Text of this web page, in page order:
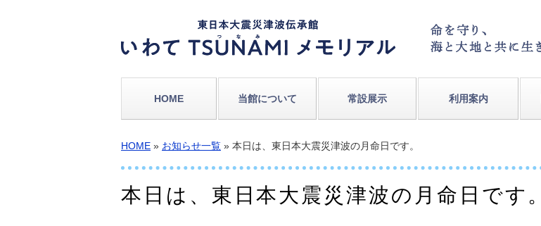
HOME 当館について 常設展示 利用案内
HOME » お知らせ一覧 » 本日は、東日本大震災津波の月命日です。
本日は、東日本大震災津波の月命日です。